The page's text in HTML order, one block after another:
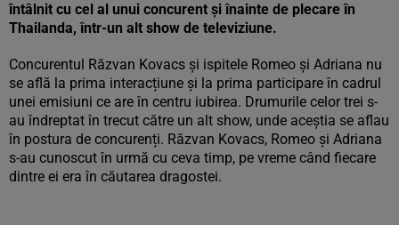
întâlnit cu cel al unui concurent și înainte de plecare în
Thailanda, într-un alt show de televiziune.
Concurentul Răzvan Kovacs și ispitele Romeo și Adriana nu
se află la prima interacțiune și la prima participare în cadrul
unei emisiuni ce are în centru iubirea. Drumurile celor trei s-
au îndreptat în trecut către un alt show, unde aceștia se aflau
în postura de concurenți. Răzvan Kovacs, Romeo și Adriana
s-au cunoscut în urmă cu ceva timp, pe vreme când fiecare
dintre ei era în căutarea dragostei.